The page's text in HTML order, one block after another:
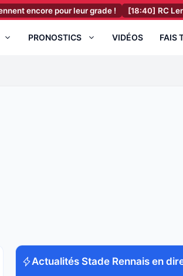
pour leur grade ! [18:40] RC Lens, OM
PRONOSTICS VIDÉOS FAIS
Actualités Stade Rennais en